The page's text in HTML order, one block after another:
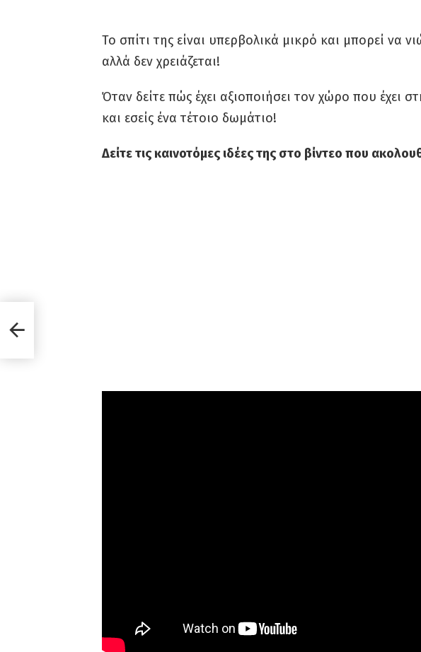
Το σπίτι της είναι υπερβολικά μικρό και μπορεί να
αλλά δεν χρειάζεται!
Όταν δείτε πώς έχει αξιοποιήσει τον χώρο που έχει
και εσείς ένα τέτοιο δωμάτιο!
Δείτε τις καινοτόμες ιδέες της στο βίντεο που